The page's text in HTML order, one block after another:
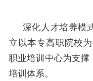
深化人才培养模
立以本专高职院校
职业培训中心为支撑
培训体系。